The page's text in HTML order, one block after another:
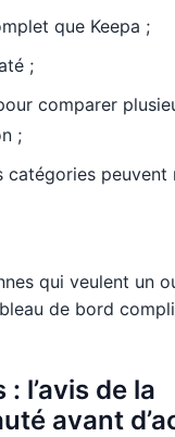
que Keepa ;
;
comparer
;
catégories peuvent
qui veulent un
de bord
: l’avis de la
avant